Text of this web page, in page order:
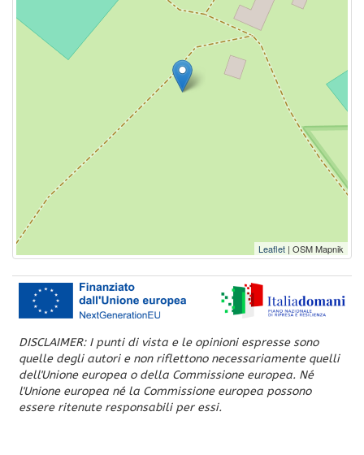
Leaflet | OSM Mapnik
DISCLAIMER: I punti di vista e le opinioni espresse sono
quelle degli autori e non riflettono necessariamente quelli
dell'Unione europea o della Commissione europea. Né
l'Unione europea né la Commissione europea possono
essere ritenute responsabili per essi.